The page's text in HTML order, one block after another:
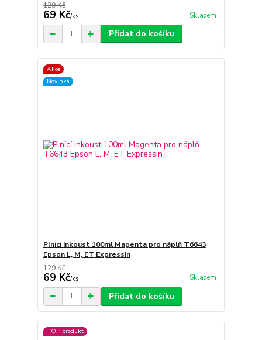
129 Kč
69 Kč/ks Skladem
Přidat do košíku
Akce
Novinka
Plnící inkoust 100ml Magenta pro náplň T6643
Epson L, M, ET Expressin
129 Kč
69 Kč/ks Skladem
Přidat do košíku
TOP produkt